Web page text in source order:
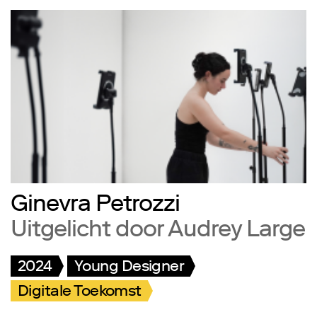
Ginevra Petrozzi
Uitgelicht door Audrey Large
2024
Young Designer
Digitale Toekomst